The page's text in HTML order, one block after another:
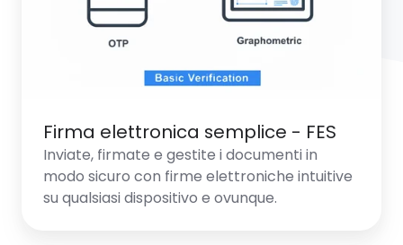
Firma elettronica semplice - FES
Inviate, firmate e gestite i documenti in
modo sicuro con firme elettroniche intuitive
su qualsiasi dispositivo e ovunque.